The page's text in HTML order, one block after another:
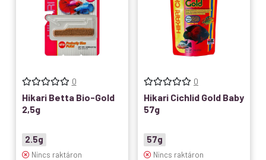
0
Hikari Betta Bio-Gold
2,5g
2.5g
Nincs raktáron
0
Hikari Cichlid Gold Baby
57g
57g
Nincs raktáron